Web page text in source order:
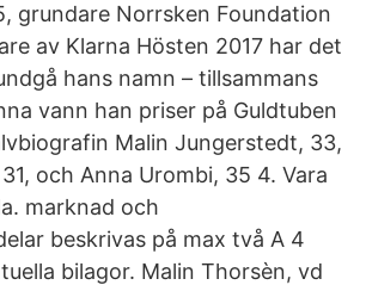
grundare Norrsken Foundation
av Klarna Hösten 2017 har det
hans namn – tillsammans
vann han priser på Guldtuben
Malin Jungerstedt, 33,
och Anna Urombi, 35 4. Vara
marknad och
beskrivas på max två A 4
bilagor. Malin Thorsèn, vd